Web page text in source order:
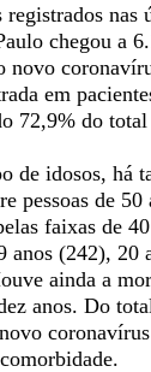
nas
chegou a
novo
em
72,9% do total
de idosos, há
pessoas de
faixas de
(242), 20
ainda a
anos. Do